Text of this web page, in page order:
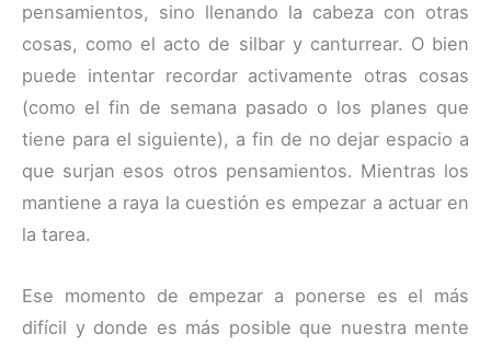
pensamientos, sino llenando la cabeza con otras
cosas, como el acto de silbar y canturrear. O bien
puede intentar recordar activamente otras cosas
(como el fin de semana pasado o los planes que
tiene para el siguiente), a fin de no dejar espacio a
que surjan esos otros pensamientos. Mientras los
mantiene a raya la cuestión es empezar a actuar en
la tarea.
Ese momento de empezar a ponerse es el más
difícil y donde es más posible que nuestra mente